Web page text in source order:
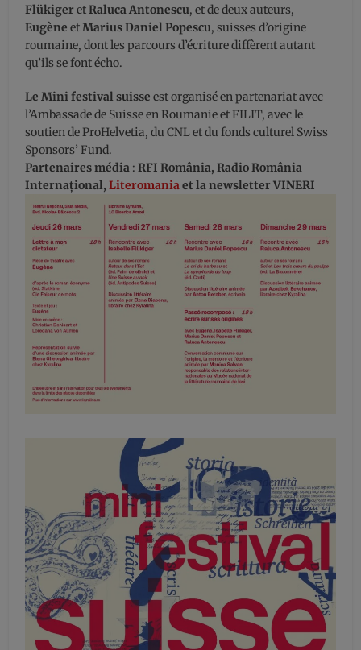
Flükiger etRaluca Antonescu, et de deux auteurs,
Eugène etMarius Daniel Popescu, suisses d’origine
roumaine, dont les parcours d’écriture diffèrent autant
qu’ils se font écho.
Le Mini festival suisse est organisé en partenariat avec
l’Ambassade de Suisse en Roumanie et FILIT, avec le
soutien de ProHelvetia, du CNL et du fonds culturel Swiss
Sponsors’ Fund.
Partenaires média :RFI România, Radio România
Internațional, Literomaniaet la newsletter VINERI